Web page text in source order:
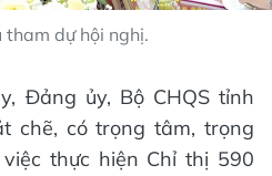
tham dự hội nghị.
Đảng ủy, Bộ CHQS tỉnh
chẽ, có trọng tâm, trọng
thực hiện Chỉ thị 590